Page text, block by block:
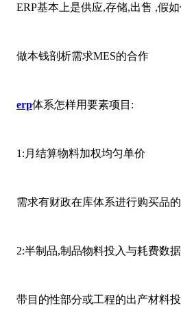
ERP基本上是供应,存储,出售 ,假
做本钱剖析需求MES的合作
erp体系怎样用要素项目:
1:月结算物料加权均匀单价
需求有财政在库体系进行购买品
2:半制品,制品物料投入与耗费数据
带目的性部分或工程的出产材料